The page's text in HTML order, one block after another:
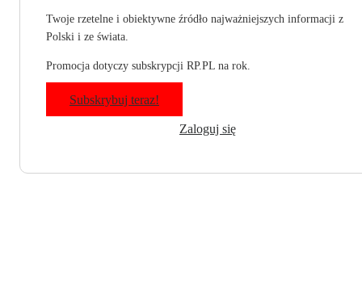
Twoje rzetelne i obiektywne źródło najważniejszych informacji z
Polski i ze świata.
Promocja dotyczy subskrypcji RP.PL na rok.
Subskrybuj teraz!
Zaloguj się